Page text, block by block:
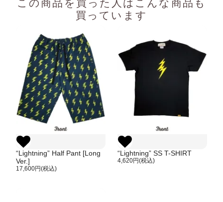
この商品を買った人は こんな商品も
買っています
“Lightning” Half Pant [Long
Ver.]
17,600円(税込)
“Lightning” SS T-SHIRT
4,620円(税込)